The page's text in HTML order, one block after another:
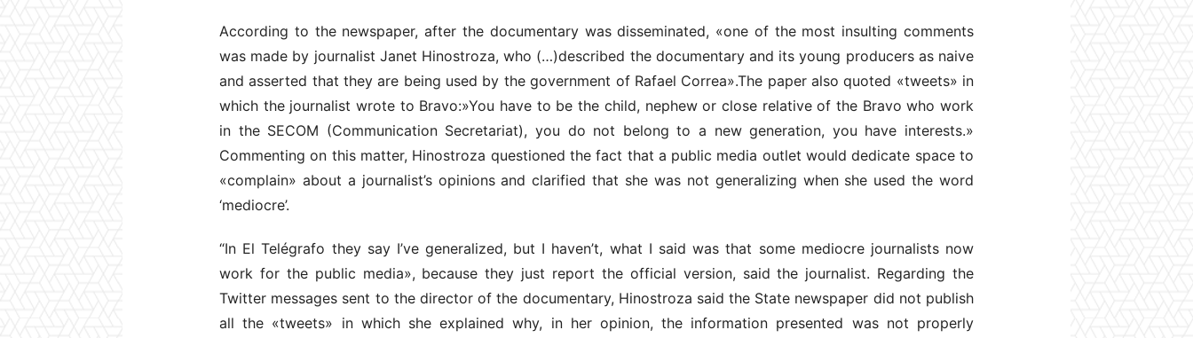
According to the newspaper, after the documentary was disseminated, «one of the most insulting comments
was made by journalist Janet Hinostroza, who (…)described the documentary and its young producers as naive
and asserted that they are being used by the government of Rafael Correa».The paper also quoted «tweets» in
which the journalist wrote to Bravo:»You have to be the child, nephew or close relative of the Bravo who work
in the SECOM (Communication Secretariat), you do not belong to a new generation, you have interests.»
Commenting on this matter, Hinostroza questioned the fact that a public media outlet would dedicate space to
«complain» about a journalist’s opinions and clarified that she was not generalizing when she used the word
‘mediocre’.
“In El Telégrafo they say I’ve generalized, but I haven’t, what I said was that some mediocre journalists now
work for the public media», because they just report the official version, said the journalist. Regarding the
Twitter messages sent to the director of the documentary, Hinostroza said the State newspaper did not publish
all the «tweets» in which she explained why, in her opinion, the information presented was not properly